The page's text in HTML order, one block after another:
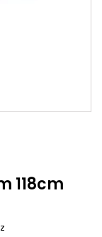
118cm